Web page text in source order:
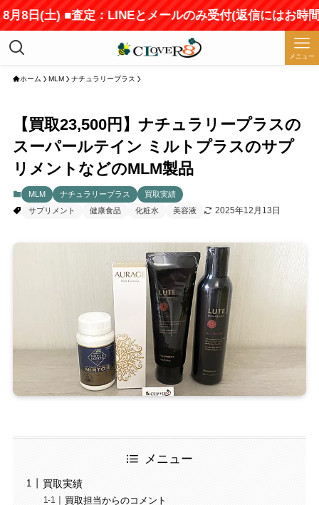
(土) ■査定：LINEとメールのみ受付(返信にはお時間を
メニュー
ホーム MLM ナチュラリープラス
【買取23,500円】ナチュラリープラスの
スーパールテイン ミルトプラスのサプ
リメントなどのMLM製品
MLM ナチュラリープラス
買取実績
サプリメント
健康食品 化粧水 美容液 2025年12月13日
メニュー
買取実績
買取担当からのコメント